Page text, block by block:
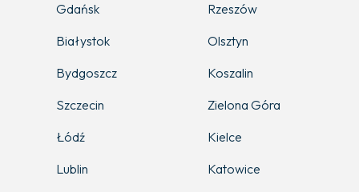
Gdańsk
Rzeszów
Białystok
Olsztyn
Bydgoszcz
Koszalin
Szczecin
Zielona Góra
Łódź
Kielce
Lublin
Katowice